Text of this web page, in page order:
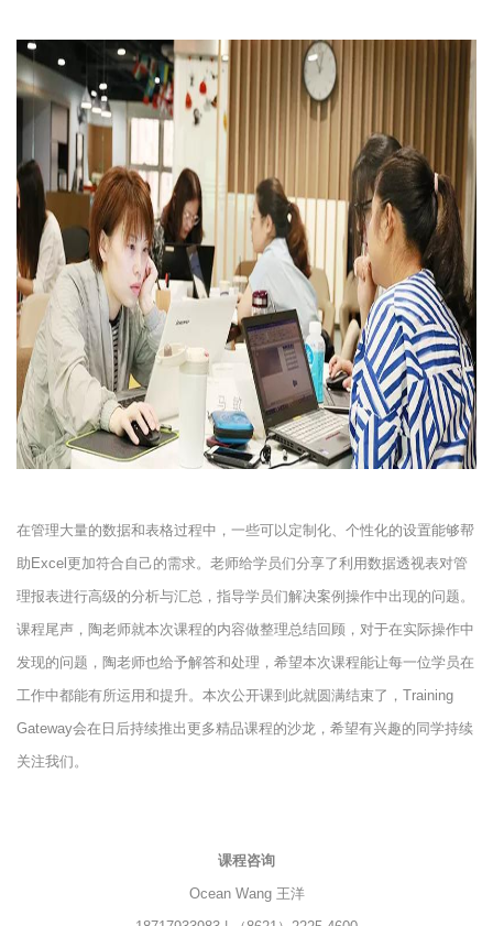
在管理大量的数据和表格过程中，一些可以定制化、个性化的设置能够帮
助Excel更加符合自己的需求。老师给学员们分享了利用数据透视表对管
理报表进行高级的分析与汇总，指导学员们解决案例操作中出现的问题。
课程尾声，陶老师就本次课程的内容做整理总结回顾，对于在实际操作中
发现的问题，陶老师也给予解答和处理，希望本次课程能让每一位学员在
工作中都能有所运用和提升。本次公开课到此就圆满结束了，Training
Gateway会在日后持续推出更多精品课程的沙龙，希望有兴趣的同学持续
关注我们。
课程咨询
Ocean Wang 王洋